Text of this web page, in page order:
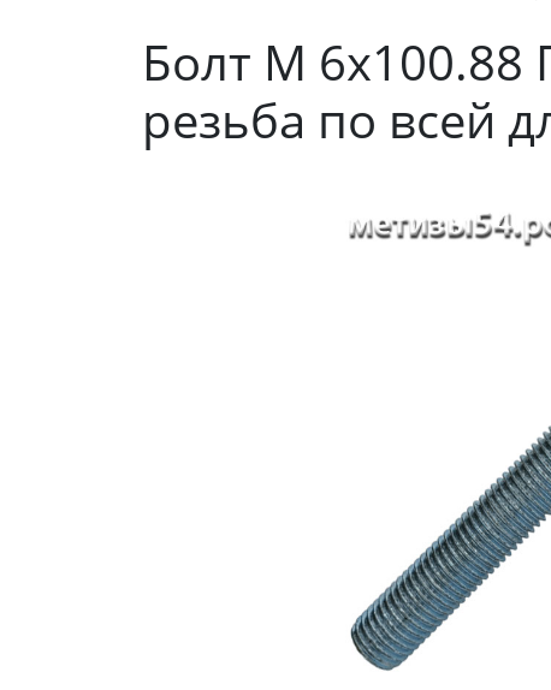
Болт М 6х100.88
резьба по всей